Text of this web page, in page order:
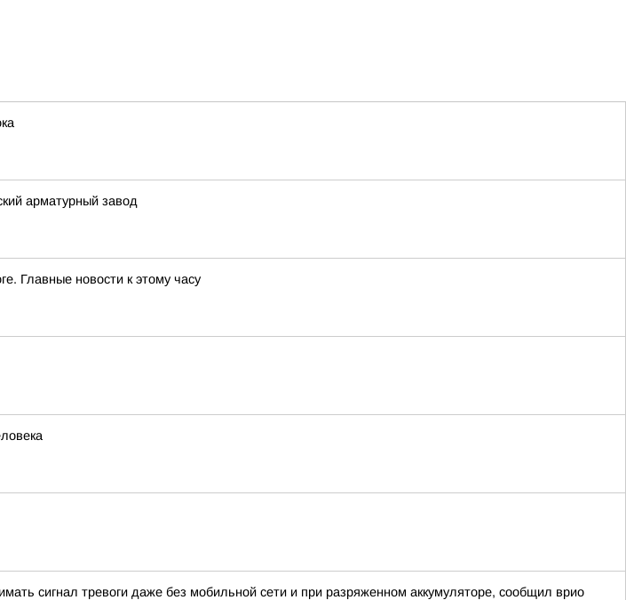
арматурный завод
Главные новости к этому часу
сигнал тревоги даже без мобильной сети и при разряженном аккумуляторе, сообщил врио